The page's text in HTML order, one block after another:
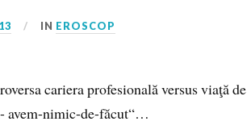
IN EROSCOP
cariera profesională versus viaţă de
avem-nimic-de-făcut“…